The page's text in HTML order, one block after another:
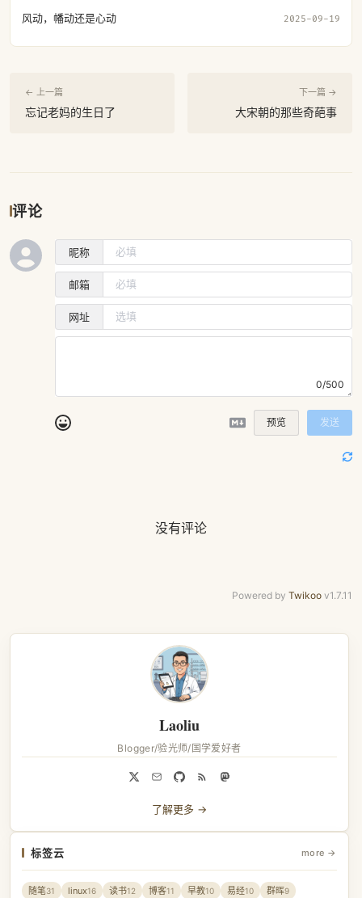
风动，幡动还是心动 2025-09-19
← 上一篇
忘记老妈的生日了
下一篇 →
大宋朝的那些奇葩事
评论
昵称
邮箱
网址
0/500
预览 发送
没有评论
Powered by Twikoo v1.7.11
Laoliu
Blogger/验光师/国学爱好者
了解更多 →
标签云 more →
随笔31 linux16 读书12 博客11 早教10 易经10 群晖9